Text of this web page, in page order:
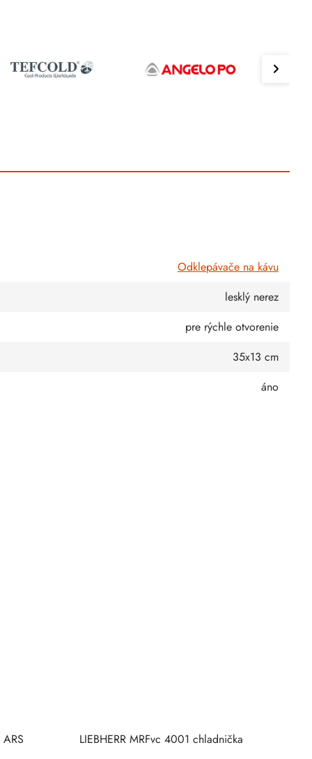
Odklepávače na kávu
lesklý nerez
pre rýchle otvorenie
35x13 cm
áno
LIEBHERR MRFvc 4001 chladnička